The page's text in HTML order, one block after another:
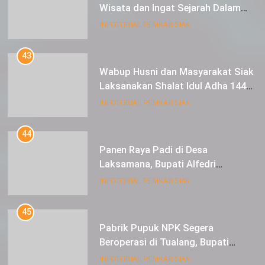
Wisata dan Ingat Sejarah Dalam
Lestarikan Peradaban
INFOTORIAL PEMKAB SIAK
43
Wabup Husni dan Masyarakat Siak
Laksanakan Shalat Idul Adha 1445
Hijriah di Lapangan Tugu Siak
INFOTORIAL PEMKAB SIAK
44
Panen Raya Padi di Desa
Laksamana, Bupati Alfedri
Serahkan 16 Unit Mesin Pompa Air
INFOTORIAL PEMKAB SIAK
45
Pabrik Pupuk NPK Segera
Beroperasi di Tualang, Bupati
Alfedri Investasi ini Tingkatkan
INFOTORIAL PEMKAB SIAK